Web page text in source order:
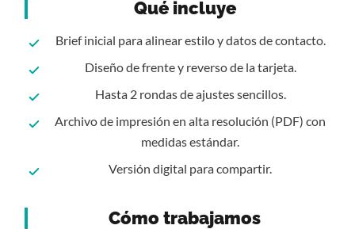
Qué incluye
Brief inicial para alinear estilo y datos de contacto.
Diseño de frente y reverso de la tarjeta.
Hasta 2 rondas de ajustes sencillos.
Archivo de impresión en alta resolución (PDF) con
medidas estándar.
Versión digital para compartir.
Cómo trabajamos